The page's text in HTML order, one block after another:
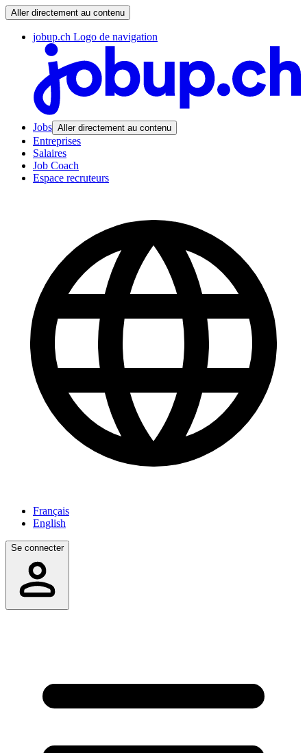
Aller directement au contenu
jobup.ch Logo de navigation
Jobs Aller directement au contenu
Entreprises
Salaires
Job Coach
Espace recruteurs
Français
English
Se connecter